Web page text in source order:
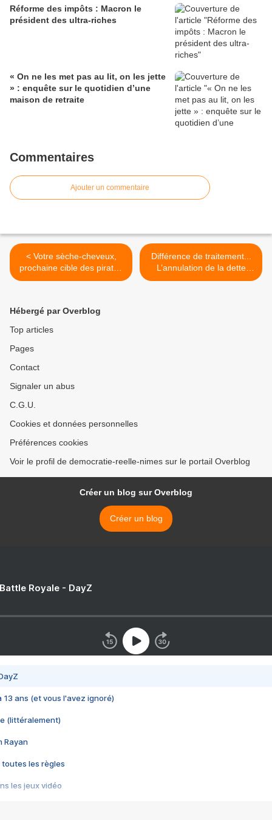
Réforme des impôts : Macron le
président des ultra-riches
« On ne les met pas au lit, on les jette
» : enquête sur le quotidien d’une
maison de retraite
Commentaires
Ajouter un commentaire
< Votre sèche-cheveux,
prochaine cible des pirates
informatiques - Les
Différence de traitement...
L’annulation de la dette
allemande en 1953 face au
Hébergé par Overblog
Top articles
Pages
Contact
Signaler un abus
C.G.U.
Cookies et données personnelles
Préférences cookies
Voir le profil de democratie-reelle-nimes sur le portail Overblog
Créer un blog sur Overblog
Créer un blog
Royale - DayZ
13 ans (et vous l'avez ignoré)
(littéralement)
Rayan
toutes les règles
les jeux vidéo